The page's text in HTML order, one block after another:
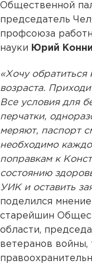
Общественной
председатель
профсоюза
науки Юрий
«Хочу
возраста.
Все условия для
перчатки,
меряют, паспорт
необходимо
поправкам к
состоянию
УИК и оставить
поделился
старейшин
области,
ветеранов